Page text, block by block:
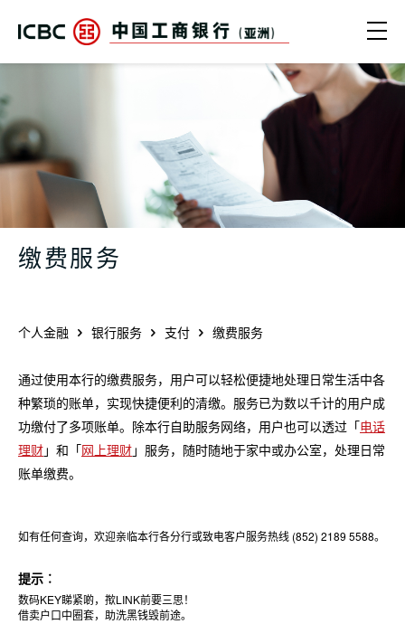
中国工商银行（亚洲） | 缴费服务
缴费服务
个人金融 银行服务 支付 缴费服务
通过使用本行的缴费服务，用户可以轻松便捷地处理日常生活中各
种繁琐的账单，实现快捷便利的清缴。服务已为数以千计的用户成
功缴付了多项账单。除本行自助服务网络，用户也可以透过「电话
理财」和「网上理财」服务，随时随地于家中或办公室，处理日常
账单缴费。
如有任何查询，欢迎亲临本行各分行或致电客户服务热线 (852) 2189 5588。
提示︰
数码KEY睇紧啲，揿LINK前要三思！
借卖户口中圈套，助洗黑钱毁前途。